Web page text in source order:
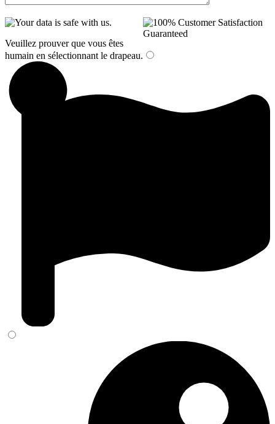
Veuillez prouver que vous êtes
humain en sélectionnant le drapeau.